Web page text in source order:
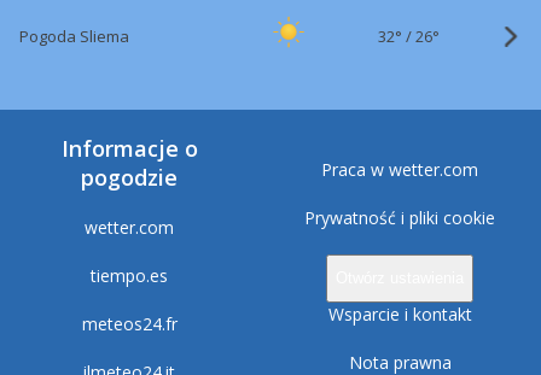
Pogoda Sliema 32° /26°
Informacje o
pogodzie
wetter.com
tiempo.es
meteos24.fr
Praca w wetter.com
Prywatność i pliki cookie
Wsparcie i kontakt
Nota prawna